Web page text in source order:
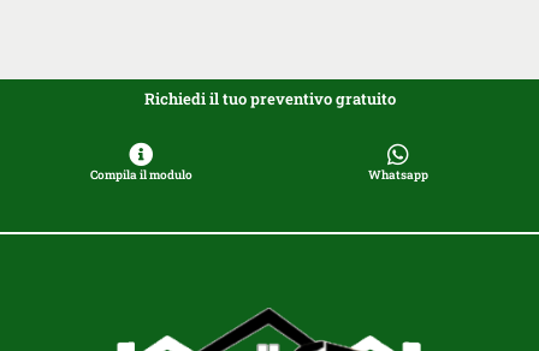
Richiedi il tuo preventivo gratuito
Compila il modulo Whatsapp